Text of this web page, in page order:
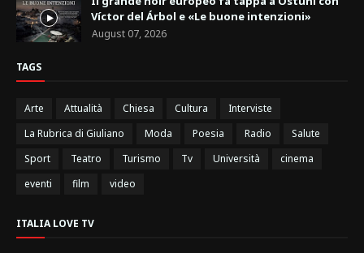
Víctor del Árbol e «Le buone intenzioni»
August 07, 2026
TAGS
Arte Attualità Chiesa Cultura
Interviste
La Rubrica di Giuliano
Moda Poesia Radio
Salute
Sport
Teatro Turismo Tv Università
cinema
eventi
film video
ITALIA LOVE TV